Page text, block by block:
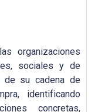
organizaciones
sociales y de
de su cadena de
identificando
concretas,